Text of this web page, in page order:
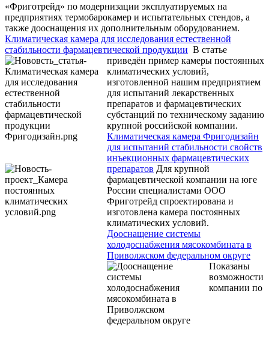
«Фриготрейд» по модернизации эксплуатируемых на
предприятиях термобарокамер и испытательных стендов, а
также дооснащения их дополнительным оборудованием.
Климатическая камера для исследования естественной
стабильности фармацевтической продукции В статье
приведён пример камеры постоянных
климатических условий,
изготовленной нашим предприятием
для испытаний лекарственных
препаратов и фармацевтических
субстанций по техническому заданию
крупной российской компании.
Климатическая камера Фригодизайн
для испытаний стабильности свойств
инъекционных фармацевтических
препаратов Для крупной
фармацевтической компании на юге
России специалистами ООО
Фриготрейд спроектирована и
изготовлена камера постоянных
климатических условий.
Дооснащение системы
холодоснабжения мясокомбината в
Приволжском федеральном округе
Показаны
возможности
компании по